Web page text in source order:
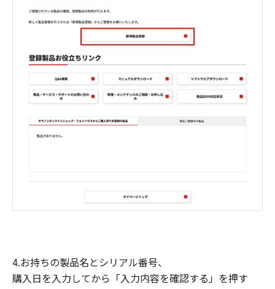
4.お持ちの製品名とシリアル番号、
購入日を入力してから「入力内容を確認する」を押す